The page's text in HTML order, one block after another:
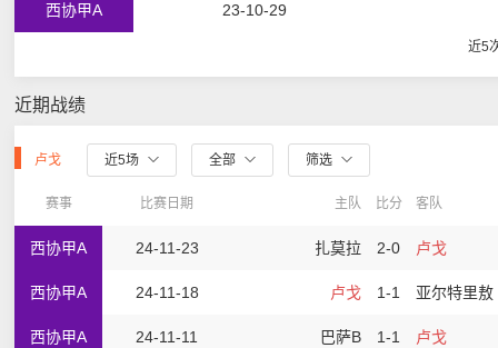
西协甲A 23-10-29
近5
近期战绩
卢戈 近5场 全部 筛选
赛事 比赛日期 主队 比分 客队
西协甲A 24-11-23 扎莫拉 2-0 卢戈
西协甲A 24-11-18 卢戈 1-1 亚尔特里敖
西协甲A 24-11-11 巴萨B 1-1 卢戈